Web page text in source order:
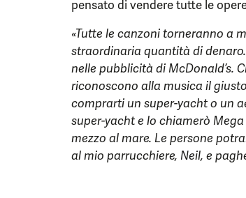
pensato di vendere tutte le
«Tutte le canzoni torneranno a
straordinaria quantità di
nelle pubblicità di McDonald’s.
riconoscono alla musica il
comprarti un super-yacht o un
super-yacht e lo chiamerò
mezzo al mare. Le persone
al mio parrucchiere, Neil, e